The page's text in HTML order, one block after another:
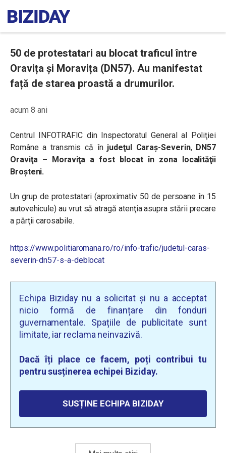
50 de protestatari au blocat traficul între
Oravița și Moravița (DN57). Au manifestat
față de starea proastă a drumurilor.
acum 8 ani
Centrul INFOTRAFIC din Inspectoratul General al Poliţiei
Române a transmis că în judeţul Caraş-Severin, DN57
Oraviţa – Moraviţa a fost blocat în zona localităţii
Broşteni.
Un grup de protestatari (aproximativ 50 de persoane în 15
autovehicule) au vrut să atragă atenţia asupra stării precare
a părţii carosabile.
https://www.politiaromana.ro/ro/info-trafic/judetul-caras-
severin-dn57-s-a-deblocat
Echipa Biziday nu a solicitat și nu a acceptat
nicio formă de finanțare din fonduri
guvernamentale. Spațiile de publicitate sunt
limitate, iar reclama neinvazivă.
Dacă îți place ce facem, poți contribui tu
pentru susținerea echipei Biziday.
SUSȚINE ECHIPA BIZIDAY